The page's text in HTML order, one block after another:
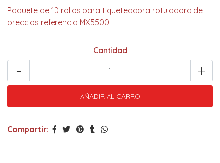
Paquete de 10 rollos para tiqueteadora rotuladora de
preccios referencia MX5500
Cantidad
+
-
Compartir: